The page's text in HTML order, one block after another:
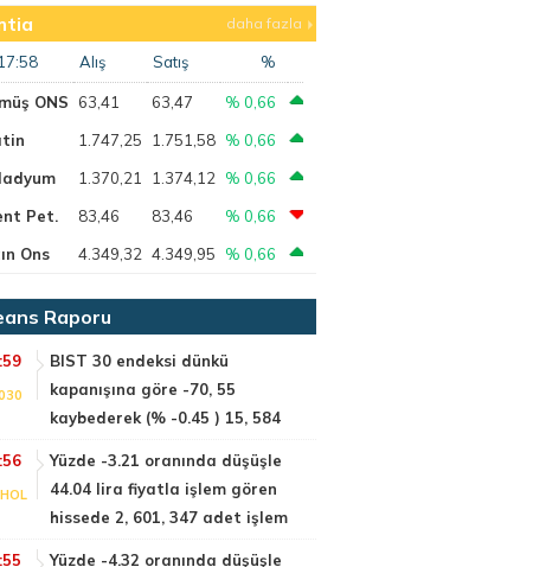
daha fazla
17:58 Alış Satış %
ONS 63,41 63,47
% 0,66
1.747,25 1.751,58 % 0,66
1.370,21 1.374,12
% 0,66
Pet.
83,46 83,46
% 0,66
Ons
4.349,32 4.349,95 % 0,66
Raporu
BIST 30 endeksi dünkü
kapanışına göre -70, 55
kaybederek (% -0.45 ) 15, 584
Yüzde -3.21 oranında düşüşle
44.04 lira fiyatla işlem gören
hissede 2, 601, 347 adet işlem
Yüzde -4.32 oranında düşüşle